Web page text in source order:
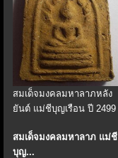
สมเด็จมงคลมหาลาภหลัง
ยันต์ แม่ชีบุญเรือน ปี 2499
สมเด็จมงคลมหาลาภ แม่ชี
บุญ...